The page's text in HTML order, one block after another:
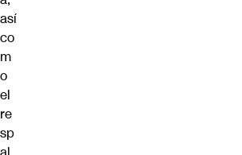
así
co
m
o
el
re
sp